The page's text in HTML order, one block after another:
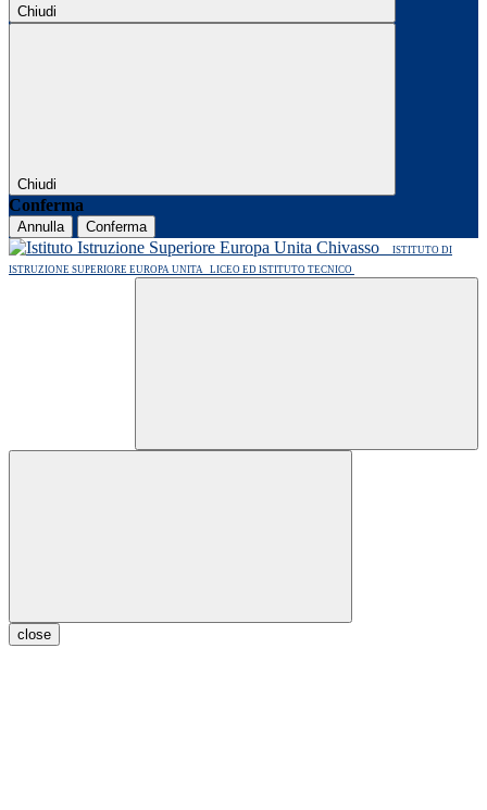
Chiudi
Chiudi
Conferma
Annulla Conferma
ISTITUTO DI
ISTRUZIONE SUPERIORE EUROPA UNITA LICEO ED ISTITUTO TECNICO
close